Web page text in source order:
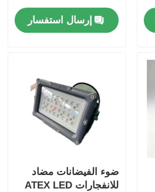
الجهد العريض 100-
277VACإرسال استفسار
ضوء الفيضانات مضاد
للانفجارات ATEX LED